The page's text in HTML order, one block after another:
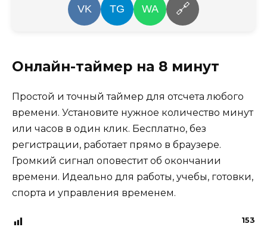
VK TG WA 🔗
Онлайн-таймер на 8 минут
Простой и точный таймер для отсчета любого
времени. Установите нужное количество минут
или часов в один клик. Бесплатно, без
регистрации, работает прямо в браузере.
Громкий сигнал оповестит об окончании
времени. Идеально для работы, учебы, готовки,
спорта и управления временем.
153